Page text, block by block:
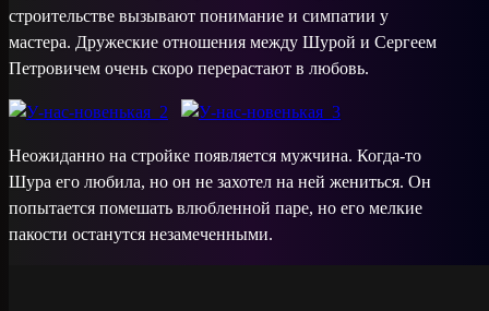
строительстве вызывают понимание и симпатии у
мастера. Дружеские отношения между Шурой и Сергеем
Петровичем очень скоро перерастают в любовь.
Неожиданно на стройке появляется мужчина. Когда-то
Шура его любила, но он не захотел на ней жениться. Он
попытается помешать влюбленной паре, но его мелкие
пакости останутся незамеченными.